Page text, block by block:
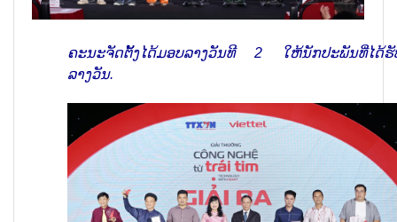
ຄະນະຈັດຕັ້ງໄດ້ມອບລາງວັນທີ 2 ໃຫ້ນັກປະພັນທີ່ໄດ້ຮັ
ລາງວັນ.